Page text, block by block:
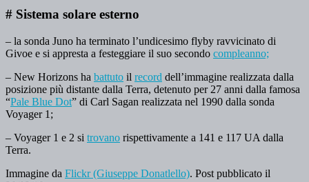
# Sistema solare esterno
– la sonda Juno ha terminato l’undicesimo flyby ravvicinato di
Givoe e si appresta a festeggiare il suo secondo compleanno;
– New Horizons ha battuto il record dell’immagine realizzata dalla
posizione più distante dalla Terra, detenuto per 27 anni dalla famosa
“Pale Blue Dot” di Carl Sagan realizzata nel 1990 dalla sonda
Voyager 1;
– Voyager 1 e 2 si trovano rispettivamente a 141 e 117 UA dalla
Terra.
Immagine da Flickr (Giuseppe Donatlello). Post pubblicato il